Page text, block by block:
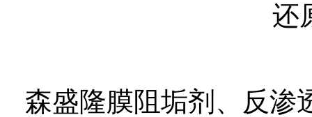
森盛隆膜阻垢剂、反渗